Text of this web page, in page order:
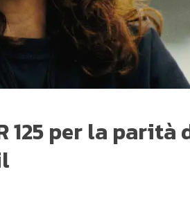
per la parità